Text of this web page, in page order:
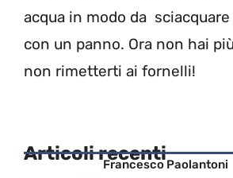
acqua in modo da
con un panno. Ora non hai
non rimetterti ai fornelli!
Articoli recentiFrancesco Paolantoni